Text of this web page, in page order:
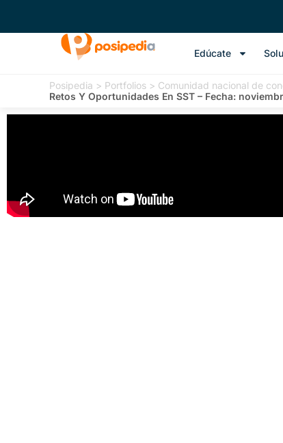
Edúcate
Posipedia > Portfolios > Comunidad nacional de
Retos Y Oportunidades En SST – Fecha: